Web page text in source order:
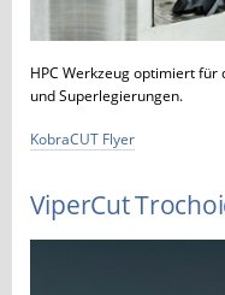
HPC Werkzeug optimiert für
und Superlegierungen.
KobraCUT Flyer
ViperCut